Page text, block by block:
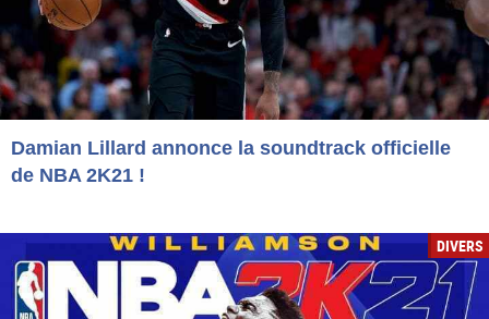
Damian Lillard annonce la soundtrack officielle
de NBA 2K21 !
DIVERS